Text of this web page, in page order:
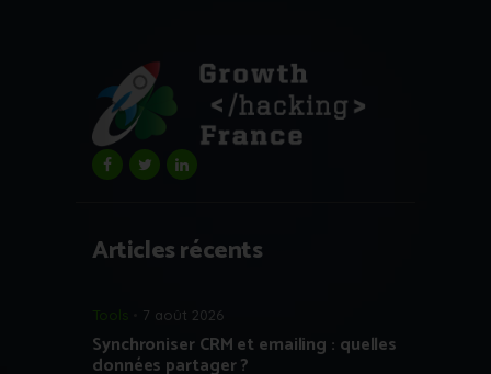
Articles récents
Tools 7 août 2026
Synchroniser CRM et emailing : quelles
données partager ?